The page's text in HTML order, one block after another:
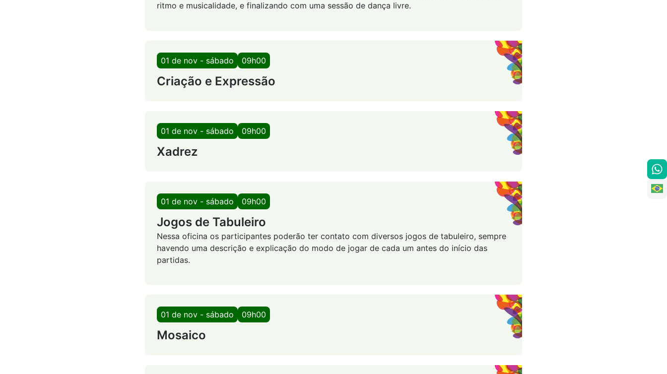
ritmo e musicalidade, e finalizando com uma sessão de dança livre.
01 de nov - sábado 09h00
Criação e Expressão
01 de nov - sábado 09h00
Xadrez
01 de nov - sábado 09h00
Jogos de Tabuleiro
Nessa oficina os participantes poderão ter contato com diversos jogos de tabuleiro, sempre
havendo uma descrição e explicação do modo de jogar de cada um antes do início das
partidas.
01 de nov - sábado 09h00
Mosaico